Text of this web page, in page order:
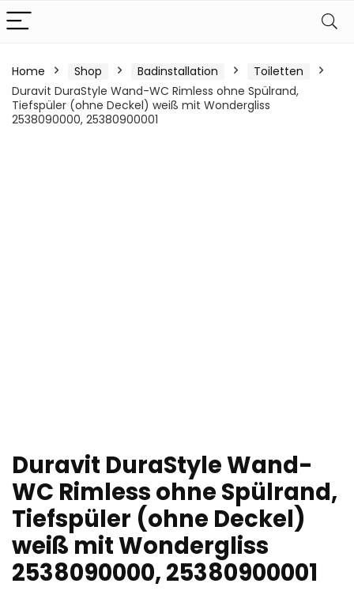
Home Shop Badinstallation
Toiletten
Duravit DuraStyle Wand-WC Rimless ohne Spülrand,
Tiefspüler (ohne Deckel) weiß mit Wondergliss
2538090000, 25380900001
Duravit DuraStyle Wand-
WC Rimless ohne Spülrand,
Tiefspüler (ohne Deckel)
weiß mit Wondergliss
2538090000, 25380900001